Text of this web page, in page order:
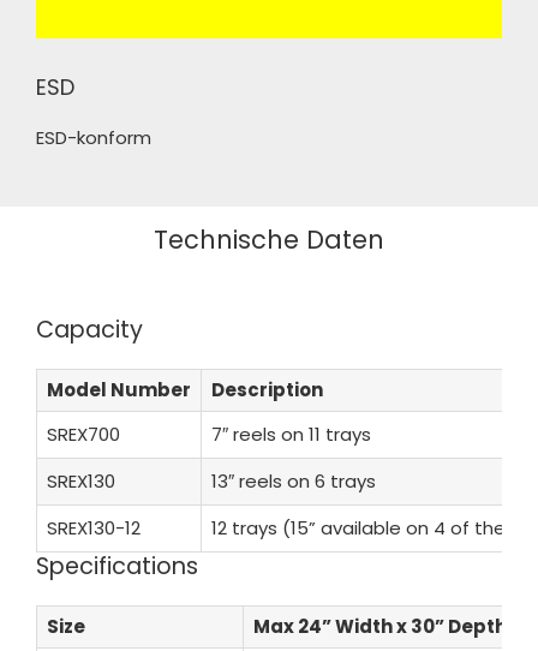
ESD
ESD-konform
Technische Daten
Capacity
Model Number
Description
SREX700
7″ reels on 11 trays
SREX130
13″ reels on 6 trays
SREX130-12
12 trays (15” available on 4 of the
Specifications
Size Max 24” Width x 30” Depth x